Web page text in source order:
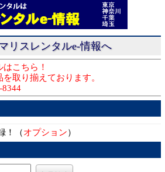
リスレンタルe-情報へ
こちら！
取り揃えております。
！（オプション）